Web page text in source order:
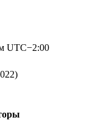
UTC−2:00